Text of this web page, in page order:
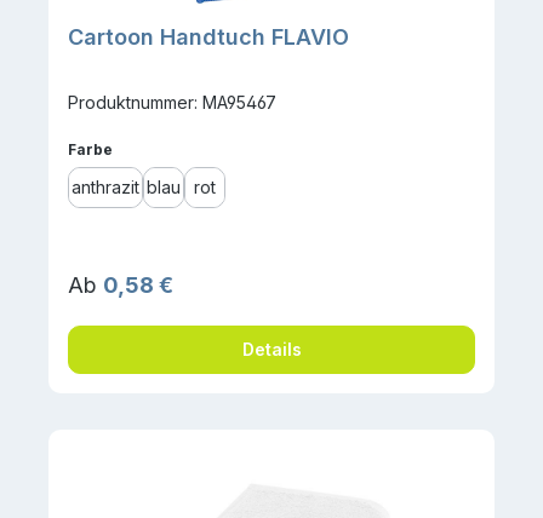
Cartoon Handtuch FLAVIO
Produktnummer: MA95467
Farbe
anthrazit blau rot
Regulärer Preis:
Ab 0,58 €
Details